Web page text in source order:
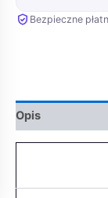
Bezpieczne
Opis